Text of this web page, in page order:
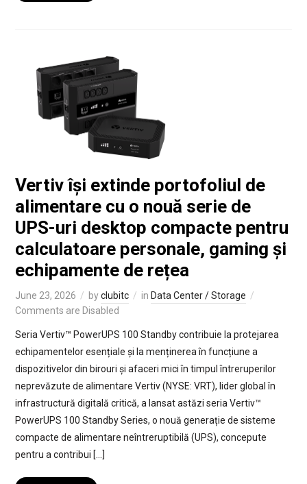
Vertiv își extinde portofoliul de
alimentare cu o nouă serie de
UPS-uri desktop compacte pentru
calculatoare personale, gaming și
echipamente de rețea
June 23, 2026 byclubitc in Data Center / Storage
Comments are Disabled
Seria Vertiv™ PowerUPS 100 Standby contribuie la protejarea
echipamentelor esențiale și la menținerea în funcțiune a
dispozitivelor din birouri și afaceri mici în timpul întreruperilor
neprevăzute de alimentare Vertiv (NYSE: VRT), lider global în
infrastructură digitală critică, a lansat astăzi seria Vertiv™
PowerUPS 100 Standby Series, o nouă generație de sisteme
compacte de alimentare neîntreruptibilă (UPS), concepute
pentru a contribui […]